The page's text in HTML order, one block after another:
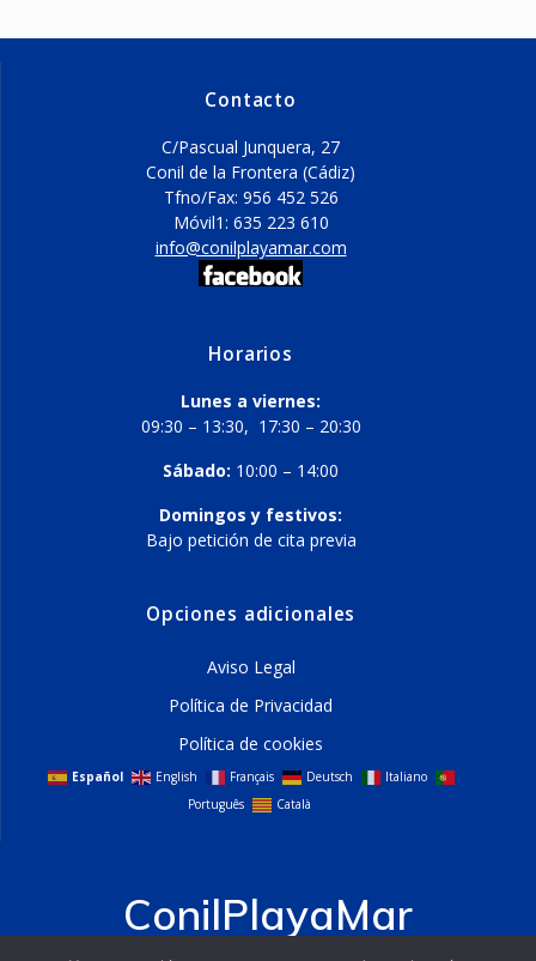
Contacto
C/Pascual Junquera, 27
Conil de la Frontera (Cádiz)
Tfno/Fax: 956 452 526
Móvil1: 635 223 610
info@conilplayamar.com
Horarios
Lunes a viernes:
09:30 – 13:30, 17:30 – 20:30
Sábado: 10:00 – 14:00
Domingos y festivos:
Bajo petición de cita previa
Opciones adicionales
Aviso Legal
Política de Privacidad
Política de cookies
Español English Français Deutsch
Italiano
Português
Català
ConilPlayaMar